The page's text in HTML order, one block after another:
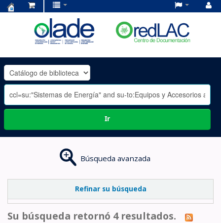
OLADE
-
Ir
Búsqueda avanzada
Refinar su búsqueda
Su búsqueda retornó 4 resultados.